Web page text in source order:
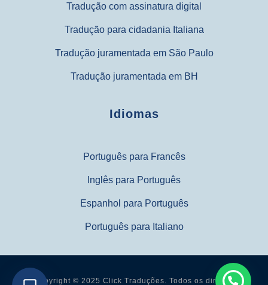
Tradução com assinatura digital
Tradução para cidadania Italiana
Tradução juramentada em São Paulo
Tradução juramentada em BH
Idiomas
Português para Francês
Inglês para Português
Espanhol para Português
Português para Italiano
Copyright © 2025 Click Traduções. Todos os direitos